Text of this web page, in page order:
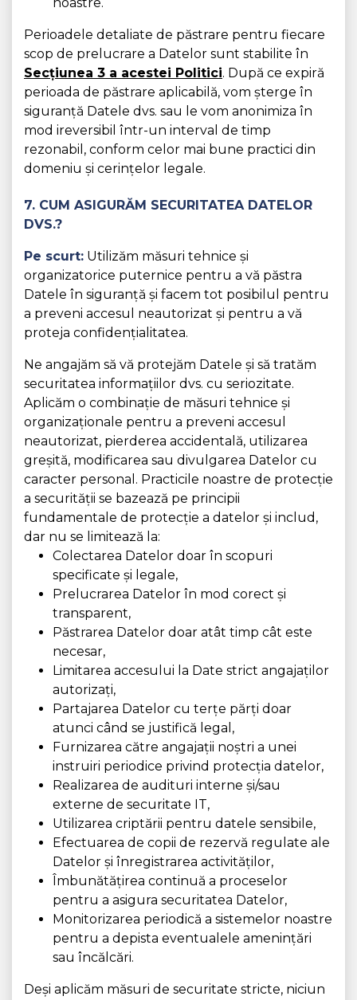
Perioadele detaliate de păstrare pentru fiecare
scop de prelucrare a Datelor sunt stabilite în
Secțiunea 3 a acestei Politici. După ce expiră
perioada de păstrare aplicabilă, vom șterge în
siguranță Datele dvs. sau le vom anonimiza în
mod ireversibil într-un interval de timp
rezonabil, conform celor mai bune practici din
domeniu și cerințelor legale.
7. CUM ASIGURĂM SECURITATEA DATELOR
DVS.?
Pe scurt: Utilizăm măsuri tehnice și
organizatorice puternice pentru a vă păstra
Datele în siguranță și facem tot posibilul pentru
a preveni accesul neautorizat și pentru a vă
proteja confidențialitatea.
Ne angajăm să vă protejăm Datele și să tratăm
securitatea informațiilor dvs. cu seriozitate.
Aplicăm o combinație de măsuri tehnice și
organizaționale pentru a preveni accesul
neautorizat, pierderea accidentală, utilizarea
greșită, modificarea sau divulgarea Datelor cu
caracter personal. Practicile noastre de protecție
a securității se bazează pe principii
fundamentale de protecție a datelor și includ,
dar nu se limitează la:
Colectarea Datelor doar în scopuri
specificate și legale,
Prelucrarea Datelor în mod corect și
transparent,
Păstrarea Datelor doar atât timp cât este
necesar,
Limitarea accesului la Date strict angajaților
autorizați,
Partajarea Datelor cu terțe părți doar
atunci când se justifică legal,
Furnizarea către angajații noștri a unei
instruiri periodice privind protecția datelor,
Realizarea de audituri interne și/sau
externe de securitate IT,
Utilizarea criptării pentru datele sensibile,
Efectuarea de copii de rezervă regulate ale
Datelor și înregistrarea activităților,
Îmbunătățirea continuă a proceselor
pentru a asigura securitatea Datelor,
Monitorizarea periodică a sistemelor noastre
pentru a depista eventualele amenințări
sau încălcări.
Deși aplicăm măsuri de securitate stricte, niciun